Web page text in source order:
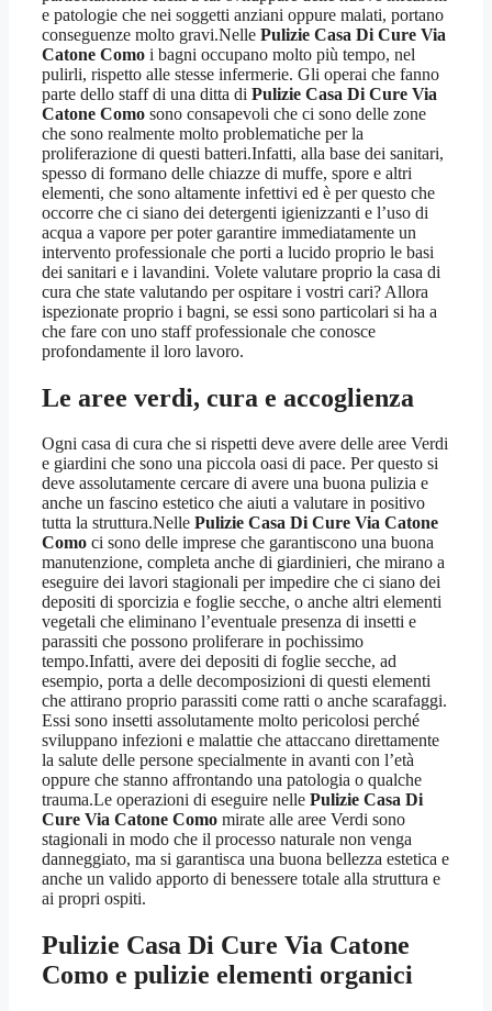
e patologie che nei soggetti anziani oppure malati, portano
conseguenze molto gravi.Nelle Pulizie Casa Di Cure Via
Catone Como i bagni occupano molto più tempo, nel
pulirli, rispetto alle stesse infermerie. Gli operai che fanno
parte dello staff di una ditta di Pulizie Casa Di Cure Via
Catone Como sono consapevoli che ci sono delle zone
che sono realmente molto problematiche per la
proliferazione di questi batteri.Infatti, alla base dei sanitari,
spesso di formano delle chiazze di muffe, spore e altri
elementi, che sono altamente infettivi ed è per questo che
occorre che ci siano dei detergenti igienizzanti e l’uso di
acqua a vapore per poter garantire immediatamente un
intervento professionale che porti a lucido proprio le basi
dei sanitari e i lavandini. Volete valutare proprio la casa di
cura che state valutando per ospitare i vostri cari? Allora
ispezionate proprio i bagni, se essi sono particolari si ha a
che fare con uno staff professionale che conosce
profondamente il loro lavoro.
Le aree verdi, cura e accoglienza
Ogni casa di cura che si rispetti deve avere delle aree Verdi
e giardini che sono una piccola oasi di pace. Per questo si
deve assolutamente cercare di avere una buona pulizia e
anche un fascino estetico che aiuti a valutare in positivo
tutta la struttura.Nelle Pulizie Casa Di Cure Via Catone
Como ci sono delle imprese che garantiscono una buona
manutenzione, completa anche di giardinieri, che mirano a
eseguire dei lavori stagionali per impedire che ci siano dei
depositi di sporcizia e foglie secche, o anche altri elementi
vegetali che eliminano l’eventuale presenza di insetti e
parassiti che possono proliferare in pochissimo
tempo.Infatti, avere dei depositi di foglie secche, ad
esempio, porta a delle decomposizioni di questi elementi
che attirano proprio parassiti come ratti o anche scarafaggi.
Essi sono insetti assolutamente molto pericolosi perché
sviluppano infezioni e malattie che attaccano direttamente
la salute delle persone specialmente in avanti con l’età
oppure che stanno affrontando una patologia o qualche
trauma.Le operazioni di eseguire nelle Pulizie Casa Di
Cure Via Catone Como mirate alle aree Verdi sono
stagionali in modo che il processo naturale non venga
danneggiato, ma si garantisca una buona bellezza estetica e
anche un valido apporto di benessere totale alla struttura e
ai propri ospiti.
Pulizie Casa Di Cure Via Catone
Como e pulizie elementi organici